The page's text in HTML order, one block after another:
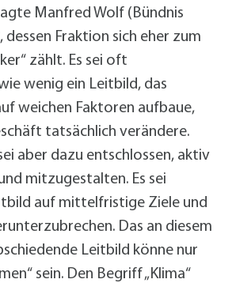
Manfred Wolf (Bündnis
dessen Fraktion sich eher zum
zählt. Es sei oft
wenig ein Leitbild, das
weichen Faktoren aufbaue,
tatsächlich verändere.
aber dazu entschlossen, aktiv
mitzugestalten. Es sei
auf mittelfristige Ziele und
Das an diesem
Leitbild könne nur
sein. Den Begriff „Klima“